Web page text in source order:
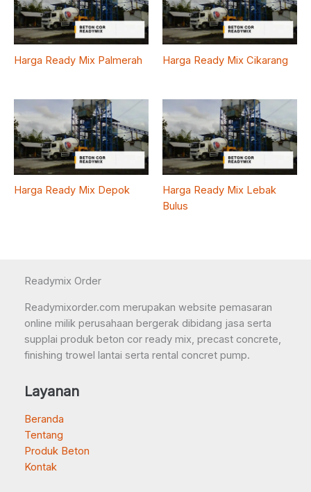
Harga Ready Mix Palmerah Harga Ready Mix Cikarang
Harga Ready Mix Depok
Harga Ready Mix Lebak
Bulus
Readymix Order
Readymixorder.com merupakan website pemasaran
online milik perusahaan bergerak dibidang jasa serta
supplai produk beton cor ready mix, precast concrete,
finishing trowel lantai serta rental concret pump.
Layanan
Beranda
Tentang
Produk Beton
Kontak